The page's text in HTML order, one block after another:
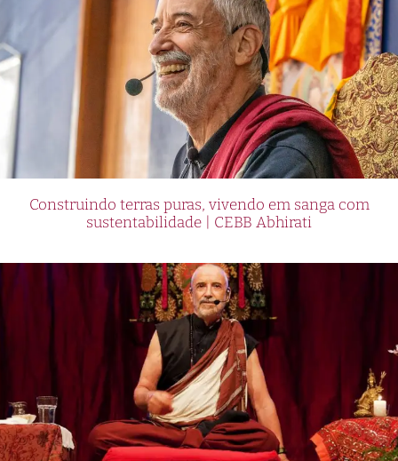
Construindo terras puras, vivendo em sanga com
sustentabilidade | CEBB Abhirati